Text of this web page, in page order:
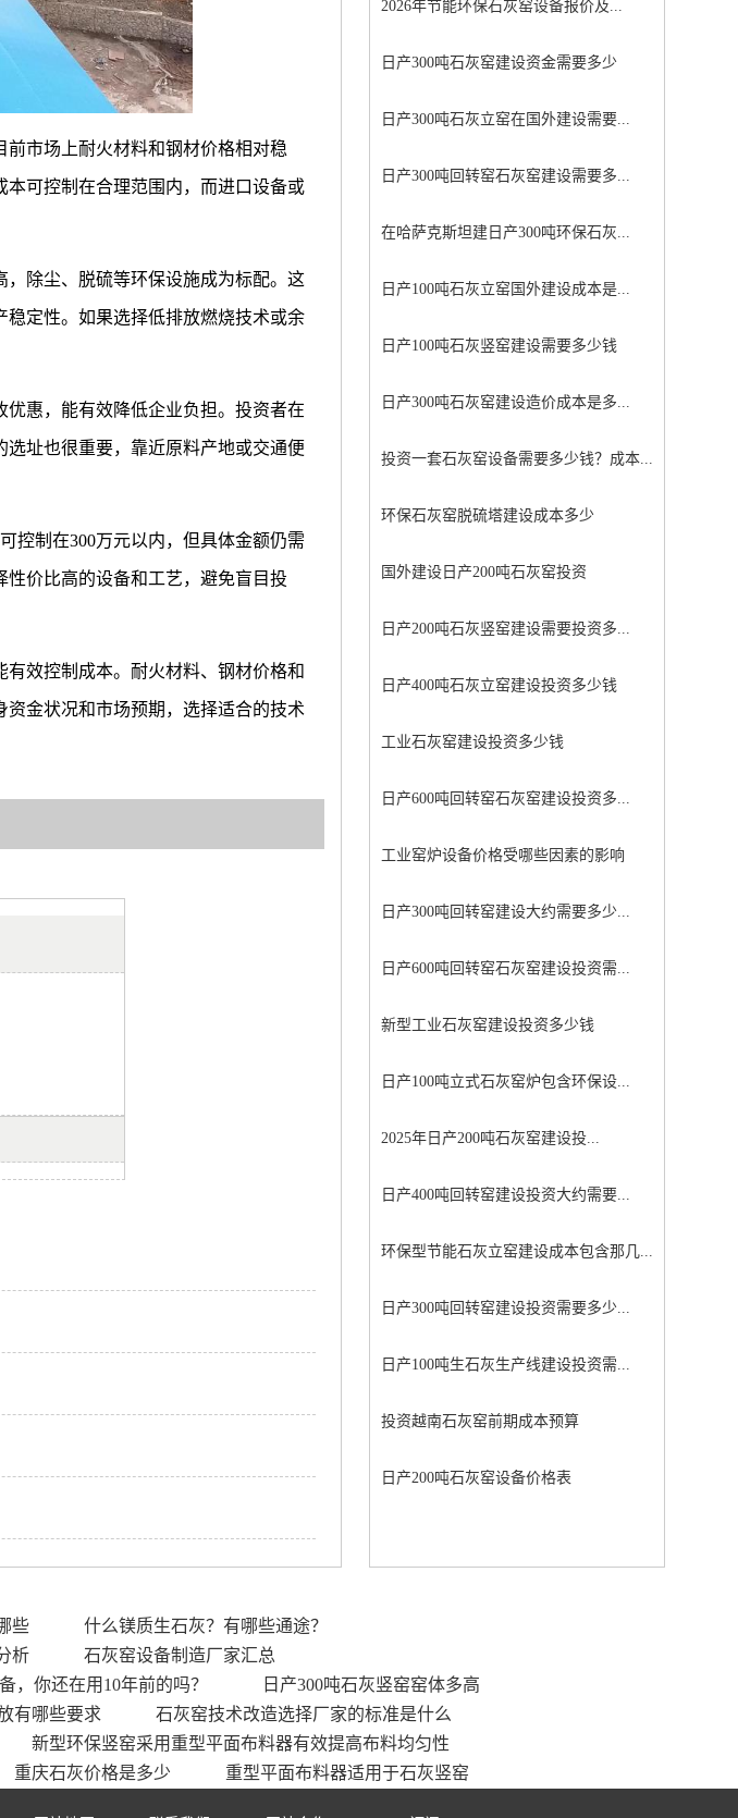
市场上耐火材料和钢材价格相对稳
可控制在合理范围内，而进口设备或
除尘、脱硫等环保设施成为标配。这
定性。如果选择低排放燃烧技术或余
惠，能有效降低企业负担。投资者在
址也很重要，靠近原料产地或交通便
控制在300万元以内，但具体金额仍需
价比高的设备和工艺，避免盲目投
效控制成本。耐火材料、钢材价格和
金状况和市场预期，选择适合的技术
2026年节能环保石灰窑设备报价及...
日产300吨石灰窑建设资金需要多少
日产300吨石灰立窑在国外建设需要...
日产300吨回转窑石灰窑建设需要多...
在哈萨克斯坦建日产300吨环保石灰...
日产100吨石灰立窑国外建设成本是...
日产100吨石灰竖窑建设需要多少钱
日产300吨石灰窑建设造价成本是多...
投资一套石灰窑设备需要多少钱？成本...
环保石灰窑脱硫塔建设成本多少
国外建设日产200吨石灰窑投资
日产200吨石灰竖窑建设需要投资多...
日产400吨石灰立窑建设投资多少钱
工业石灰窑建设投资多少钱
日产600吨回转窑石灰窑建设投资多...
工业窑炉设备价格受哪些因素的影响
日产300吨回转窑建设大约需要多少...
日产600吨回转窑石灰窑建设投资需...
新型工业石灰窑建设投资多少钱
日产100吨立式石灰窑炉包含环保设...
2025年日产200吨石灰窑建设投...
日产400吨回转窑建设投资大约需要...
环保型节能石灰立窑建设成本包含那几...
日产300吨回转窑建设投资需要多少...
日产100吨生石灰生产线建设投资需...
投资越南石灰窑前期成本预算
日产200吨石灰窑设备价格表
些
什么镁质生石灰？有哪些通途？
析
石灰窑设备制造厂家汇总
，你还在用10年前的吗？
日产300吨石灰竖窑窑体多高
有哪些要求
石灰窑技术改造选择厂家的标准是什么
新型环保竖窑采用重型平面布料器有效提高布料均匀性
重庆石灰价格是多少 重型平面布料器适用于石灰竖窑